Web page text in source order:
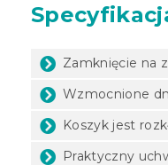
Zamknięcie na
Wzmocnione
Koszyk jest
Praktyczny